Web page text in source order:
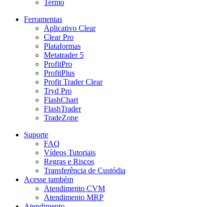
Termo
Ferramentas
Aplicativo Clear
Clear Pro
Plataformas
Metatrader 5
ProfitPro
ProfitPlus
Profit Trader Clear
Tryd Pro
FlashChart
FlashTrader
TradeZone
Suporte
FAQ
Vídeos Tutoriais
Regras e Riscos
Transferência de Custódia
Acesse também
Atendimento CVM
Atendimento MRP